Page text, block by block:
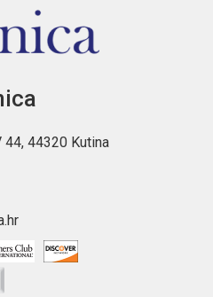
44, 44320 Kutina